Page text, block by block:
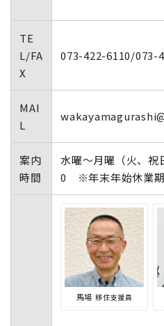
TE
L/FA
X
073-422-6110/073-
MAI
L
案内
時間
水曜～月曜（火、祝
0 ※年末年始休業期
馬場 移住支援員